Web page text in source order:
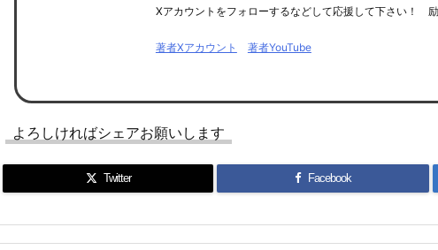
Xアカウントをフォローするなどして応援して下さい！ 励
著者Xアカウント 著者YouTube
よろしければシェアお願いします
Twitter Facebook